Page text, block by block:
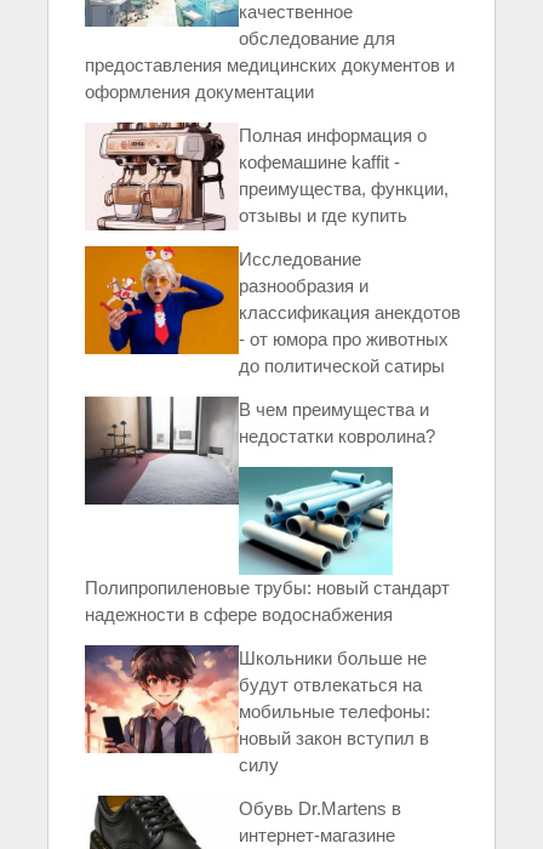
качественное
обследование для
предоставления медицинских документов и
оформления документации
Полная информация о
кофемашине kaffit -
преимущества, функции,
отзывы и где купить
Исследование
разнообразия и
классификация анекдотов
- от юмора про животных
до политической сатиры
В чем преимущества и
недостатки ковролина?
Полипропиленовые трубы: новый стандарт
надежности в сфере водоснабжения
Школьники больше не
будут отвлекаться на
мобильные телефоны:
новый закон вступил в
силу
Обувь Dr.Martens в
интернет-магазине